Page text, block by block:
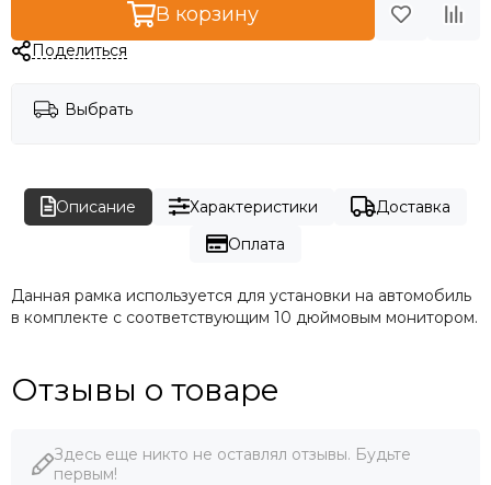
В корзину
Поделиться
Выбрать
Описание Характеристики
Доставка
Оплата
Данная рамка используется для установки на автомобиль
в комплекте с соответствующим 10 дюймовым монитором.
Отзывы о товаре
Здесь еще никто не оставлял отзывы. Будьте
первым!